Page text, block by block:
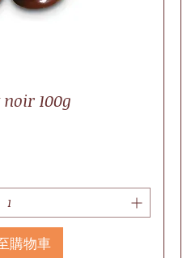
100g
購物車